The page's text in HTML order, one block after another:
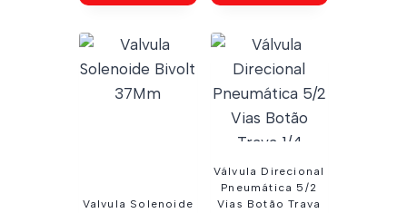
Valvula Solenoide
Válvula Direcional
Pneumática 5/2
Vias Botão Trava